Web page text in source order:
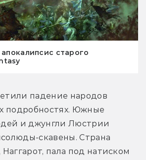
старого
падение народов
подробностях. Южные
и джунгли Люстрии
скавены. Страна
пала под натиском